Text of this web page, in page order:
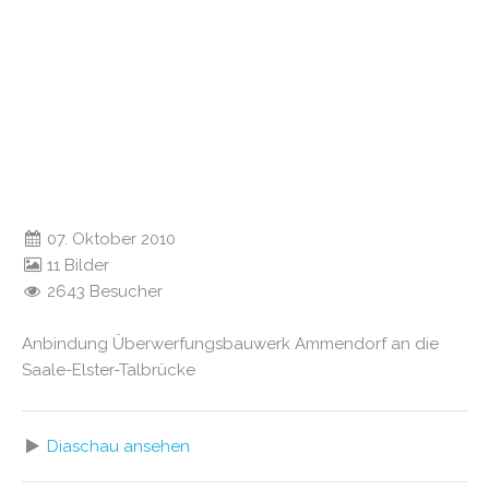
07. Oktober 2010
11 Bilder
2643 Besucher
Anbindung Überwerfungsbauwerk Ammendorf an die
Saale-Elster-Talbrücke
Diaschau ansehen